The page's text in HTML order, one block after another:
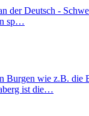
der Deutsch -
sp…
Burgen wie z.B. die
ist die…